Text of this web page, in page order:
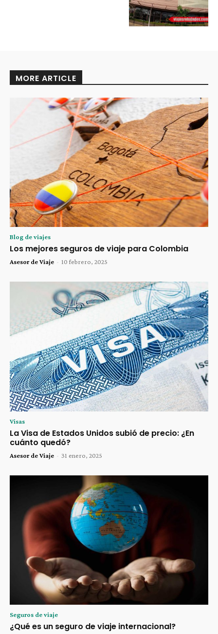
MORE ARTICLE
Blog de viajes
Los mejores seguros de viaje para Colombia
Asesor de Viaje - 10 febrero, 2025
Visas
La Visa de Estados Unidos subió de precio: ¿En
cuánto quedó?
Asesor de Viaje - 31 enero, 2025
Seguros de viaje
¿Qué es un seguro de viaje internacional?